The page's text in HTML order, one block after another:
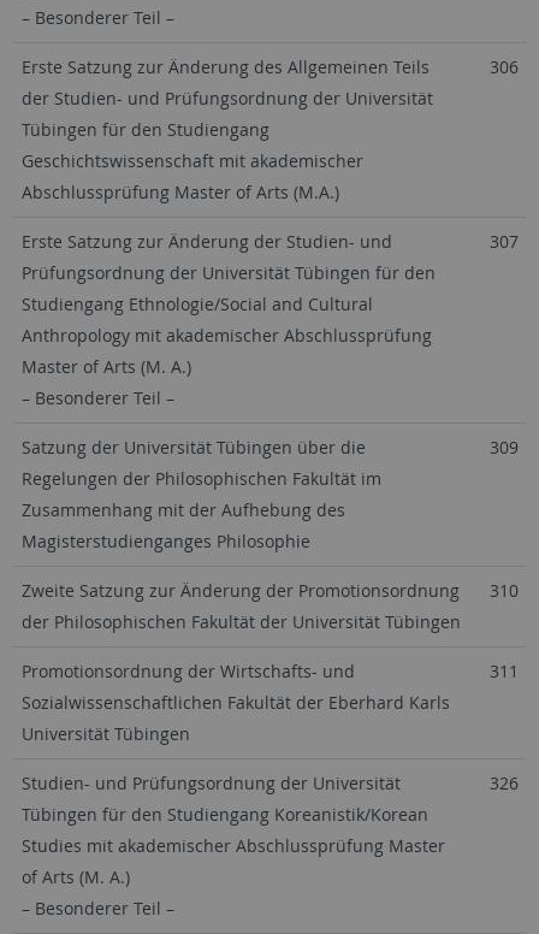
– Besonderer Teil –
Erste Satzung zur Änderung des Allgemeinen Teils
der Studien- und Prüfungsordnung der Universität
Tübingen für den Studiengang
Geschichtswissenschaft mit akademischer
Abschlussprüfung Master of Arts (M.A.)
306
Erste Satzung zur Änderung der Studien- und
Prüfungsordnung der Universität Tübingen für den
Studiengang Ethnologie/Social and Cultural
Anthropology mit akademischer Abschlussprüfung
Master of Arts (M. A.)
– Besonderer Teil –
307
Satzung der Universität Tübingen über die
Regelungen der Philosophischen Fakultät im
Zusammenhang mit der Aufhebung des
Magisterstudienganges Philosophie
309
Zweite Satzung zur Änderung der Promotionsordnung
der Philosophischen Fakultät der Universität Tübingen
310
Promotionsordnung der Wirtschafts- und
Sozialwissenschaftlichen Fakultät der Eberhard Karls
Universität Tübingen
311
Studien- und Prüfungsordnung der Universität
Tübingen für den Studiengang Koreanistik/Korean
Studies mit akademischer Abschlussprüfung Master
of Arts (M. A.)
– Besonderer Teil –
326